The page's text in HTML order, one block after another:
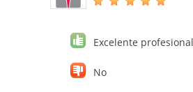
Excelente
No